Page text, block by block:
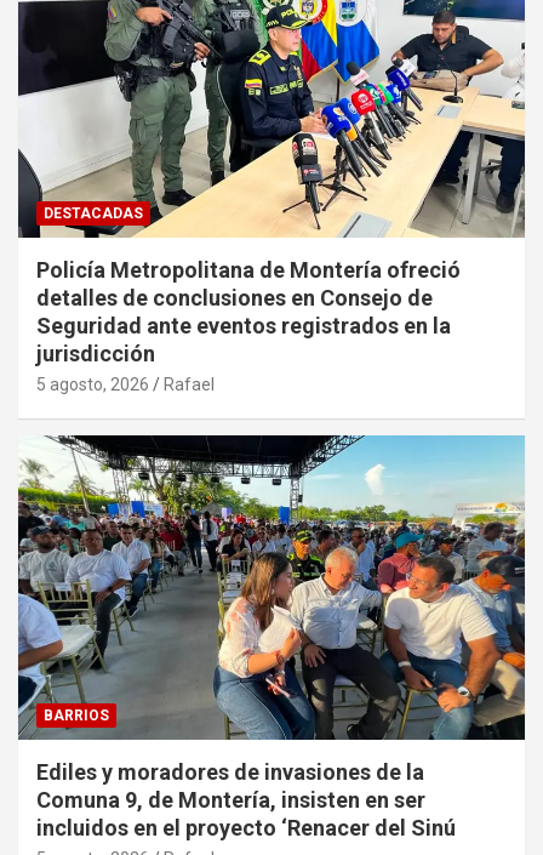
DESTACADAS
Policía Metropolitana de Montería ofreció
detalles de conclusiones en Consejo de
Seguridad ante eventos registrados en la
jurisdicción
5 agosto, 2026 Rafael
BARRIOS
Ediles y moradores de invasiones de la
Comuna 9, de Montería, insisten en ser
incluidos en el proyecto ‘Renacer del Sinú